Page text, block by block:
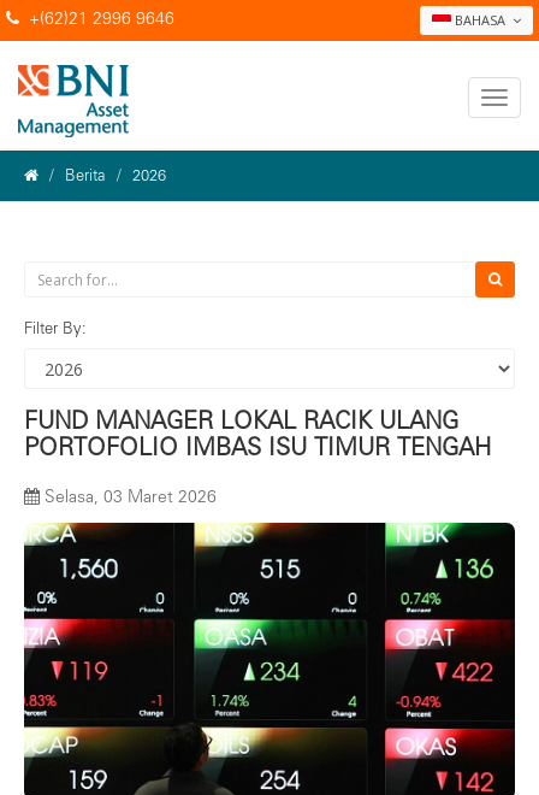
BAHASA
+(62)21 2996 9646
Berita 2026
Filter By:
FUND MANAGER LOKAL RACIK ULANG
PORTOFOLIO IMBAS ISU TIMUR TENGAH
Selasa, 03 Maret 2026